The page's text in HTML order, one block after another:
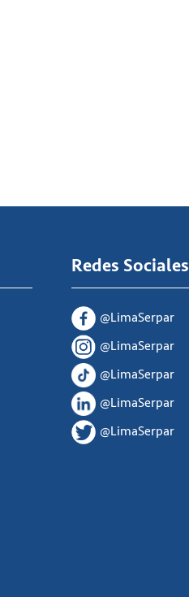
Redes Sociales
@LimaSerpar
@LimaSerpar
@LimaSerpar
@LimaSerpar
@LimaSerpar